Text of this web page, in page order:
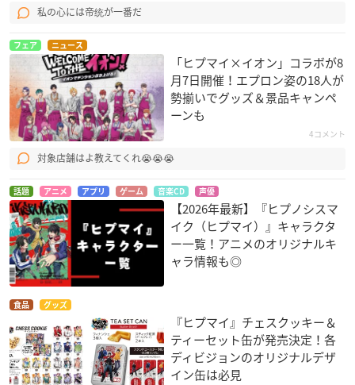
私の心には帝统が一番だ
フェア ニュース
「ヒプマイ×イオン」コラボが8
月7日開催！エプロン姿の18人が
勢揃いでグッズ＆景品キャンペ
ーンも
4コメント
対象店舗はよ教えてくれ😭😭😭
話題 アニメ アプリ ゲーム 音楽CD 声優
【2026年最新】『ヒプノシスマ
イク（ヒプマイ）』キャラクタ
ー一覧！アニメのオリジナルキ
ャラ情報も◎
食品 グッズ
『ヒプマイ』チェスクッキー＆
ティーセット缶が発売決定！各
ディビジョンのオリジナルデザ
イン缶は必見